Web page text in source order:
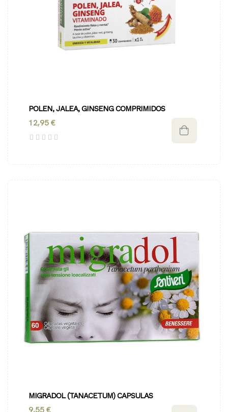
POLEN, JALEA, GINSENG COMPRIMIDOS
12,95 €
MIGRADOL (TANACETUM) CAPSULAS
9,55 €